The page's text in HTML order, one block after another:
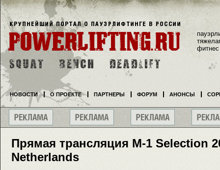
Прямая трансляция M-1 Selection
Netherlands
фитнес
НОВОСТИ О ПРОЕКТЕ ПАРТНЕРЫ ФОРУМ АНОНСЫ